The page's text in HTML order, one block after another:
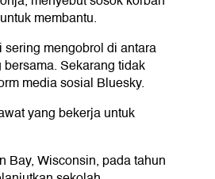
membantu.
mengobrol di antara
Sekarang tidak
media sosial Bluesky.
yang bekerja untuk
Bay, Wisconsin, pada tahun